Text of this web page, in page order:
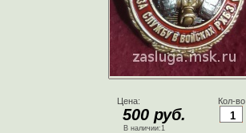
Цена:
500 руб.
В наличии:1
Кол-